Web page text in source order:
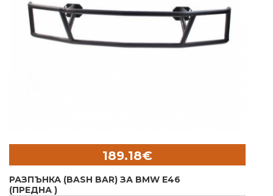
РАЗПЪНКА (BASH BAR) ЗА BMW E46
(ПРЕДНА )
189.18€